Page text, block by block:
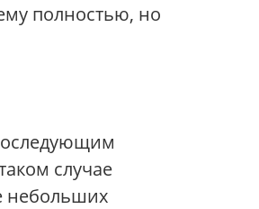
полностью, но
случае
небольших